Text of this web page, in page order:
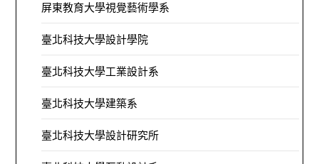
屏東教育大學視覺藝術學系
臺北科技大學設計學院
臺北科技大學工業設計系
臺北科技大學建築系
臺北科技大學設計研究所